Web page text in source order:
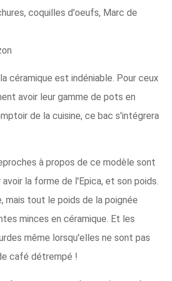
coquilles d'oeufs, Marc de
céramique est indéniable. Pour ceux
avoir leur gamme de pots en
de la cuisine, ce bac s'intégrera
à propos de ce modèle sont
la forme de l'Epica, et son poids.
mais tout le poids de la poignée
minces en céramique. Et les
même lorsqu'elles ne sont pas
café détrempé !